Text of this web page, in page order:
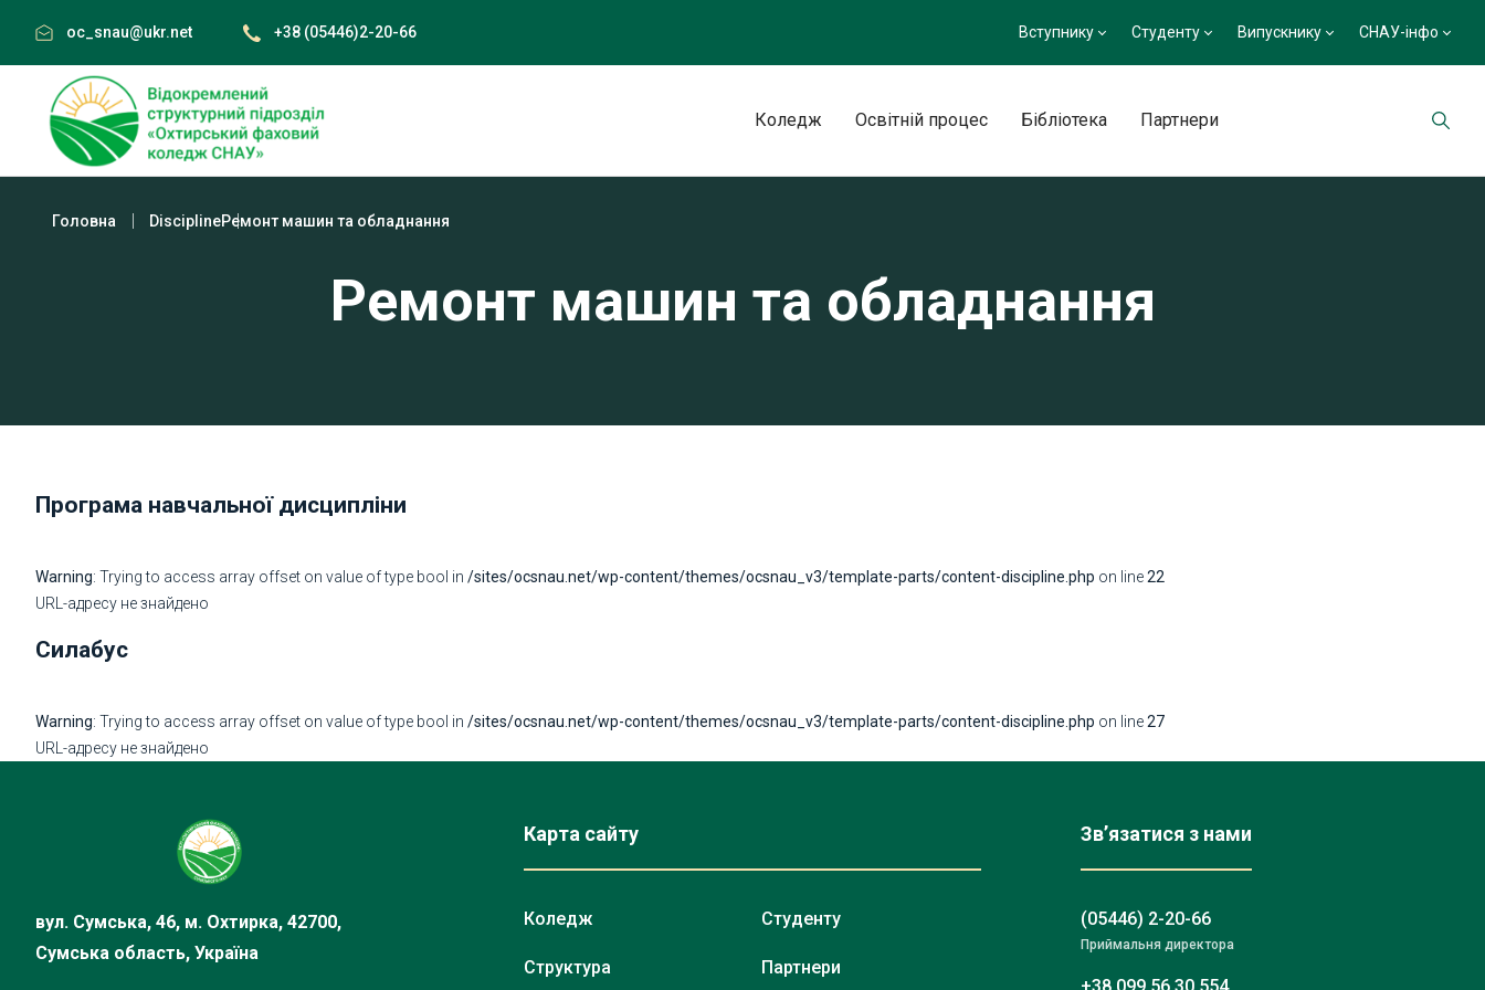
content
oc_snau@ukr.net +38 (05446)2-20-66 Вступнику Студенту Випускнику СНАУ-інфо
Коледж Освітній процес Бібліотека Партнери
Головна DisciplineРемонт машин та обладнання
Ремонт машин та обладнання
Програма навчальної дисципліни
Warning: Trying to access array offset on value of type bool in /sites/ocsnau.net/wp-content/themes/ocsnau_v3/template-parts/content-discipline.php on line22
URL-адресу не знайдено
Силабус
Warning: Trying to access array offset on value of type bool in /sites/ocsnau.net/wp-content/themes/ocsnau_v3/template-parts/content-discipline.php on line27
URL-адресу не знайдено
вул. Сумська, 46, м. Охтирка, 42700,
Сумська область, Україна
Карта сайту
Коледж
Структура
Студенту
Партнери
Зв’язатися з нами
(05446) 2-20-66
Приймальня директора